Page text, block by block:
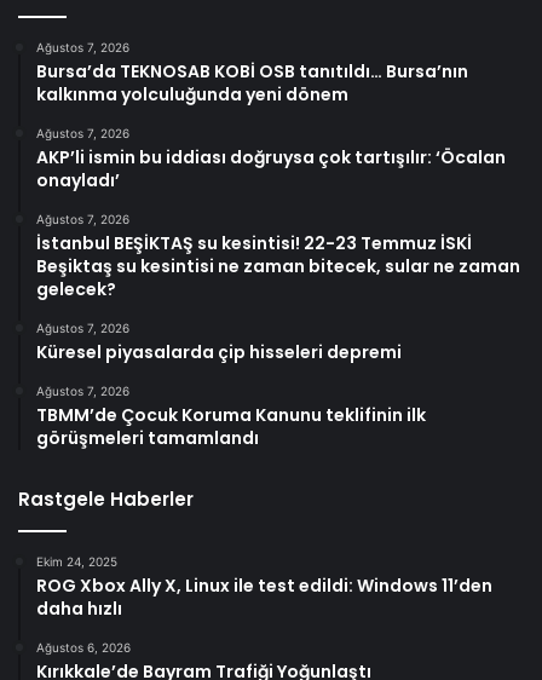
Ağustos 7, 2026
Bursa’da TEKNOSAB KOBİ OSB tanıtıldı… Bursa’nın
kalkınma yolculuğunda yeni dönem
Ağustos 7, 2026
AKP’li ismin bu iddiası doğruysa çok tartışılır: ‘Öcalan
onayladı’
Ağustos 7, 2026
İstanbul BEŞİKTAŞ su kesintisi! 22-23 Temmuz İSKİ
Beşiktaş su kesintisi ne zaman bitecek, sular ne zaman
gelecek?
Ağustos 7, 2026
Küresel piyasalarda çip hisseleri depremi
Ağustos 7, 2026
TBMM’de Çocuk Koruma Kanunu teklifinin ilk
görüşmeleri tamamlandı
Rastgele Haberler
Ekim 24, 2025
ROG Xbox Ally X, Linux ile test edildi: Windows 11’den
daha hızlı
Ağustos 6, 2026
Kırıkkale’de Bayram Trafiği Yoğunlaştı